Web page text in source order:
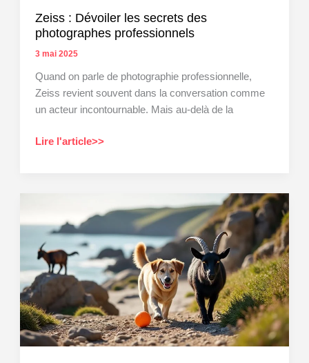
Zeiss : Dévoiler les secrets des
photographes professionnels
3 mai 2025
Quand on parle de photographie professionnelle,
Zeiss revient souvent dans la conversation comme
un acteur incontournable. Mais au-delà de la
Zeiss
des
photographes
professionnels
Lire l'article>>